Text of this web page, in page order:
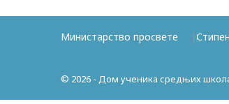
Министарство просвете
© 2026 - Дом ученика средњих